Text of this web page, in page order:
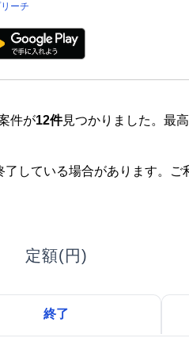
ーチ
件が12件見つかりました。最
している場合があります。ご
定額(円)
終了